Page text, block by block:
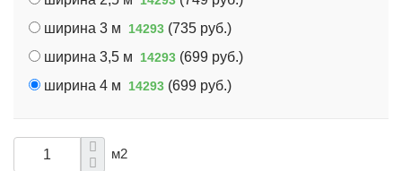
ширина 3 м
14293 (735 руб.)
ширина 3,5 м
14293 (699 руб.)
ширина 4 м
14293 (699 руб.)
м2